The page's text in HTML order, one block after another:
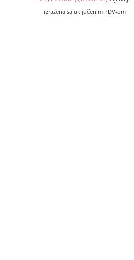
cijena
izražena sa uključenim PDV-om